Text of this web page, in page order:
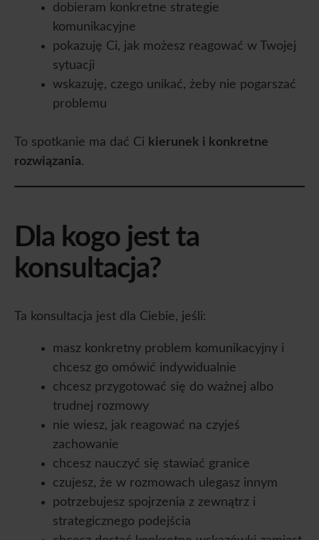
dobieram konkretne strategie
komunikacyjne
pokazuję Ci, jak możesz reagować w Twojej
sytuacji
wskazuję, czego unikać, żeby nie pogarszać
problemu
To spotkanie ma dać Ci kierunek i konkretne
rozwiązania.
Dla kogo jest ta
konsultacja?
Ta konsultacja jest dla Ciebie, jeśli:
masz konkretny problem komunikacyjny i
chcesz go omówić indywidualnie
chcesz przygotować się do ważnej albo
trudnej rozmowy
nie wiesz, jak reagować na czyjeś
zachowanie
chcesz nauczyć się stawiać granice
czujesz, że w rozmowach ulegasz innym
potrzebujesz spojrzenia z zewnątrz i
strategicznego podejścia